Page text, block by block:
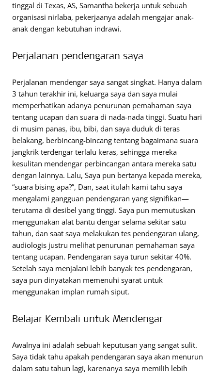
tinggal di Texas, AS, Samantha bekerja untuk sebuah
organisasi nirlaba, pekerjaanya adalah mengajar anak-
anak dengan kebutuhan indrawi.
Perjalanan pendengaran saya
Perjalanan mendengar saya sangat singkat. Hanya dalam
3 tahun terakhir ini, keluarga saya dan saya mulai
memperhatikan adanya penurunan pemahaman saya
tentang ucapan dan suara di nada-nada tinggi. Suatu hari
di musim panas, ibu, bibi, dan saya duduk di teras
belakang, berbincang-bincang tentang bagaimana suara
jangkrik terdengar terlalu keras, sehingga mereka
kesulitan mendengar perbincangan antara mereka satu
dengan lainnya. Lalu, Saya pun bertanya kepada mereka,
“suara bising apa?”, Dan, saat itulah kami tahu saya
mengalami gangguan pendengaran yang signifikan—
terutama di desibel yang tinggi. Saya pun memutuskan
menggunakan alat bantu dengar selama sekitar satu
tahun, dan saat saya melakukan tes pendengaran ulang,
audiologis justru melihat penurunan pemahaman saya
tentang ucapan. Pendengaran saya turun sekitar 40%.
Setelah saya menjalani lebih banyak tes pendengaran,
saya pun dinyatakan memenuhi syarat untuk
menggunakan implan rumah siput.
Belajar Kembali untuk Mendengar
Awalnya ini adalah sebuah keputusan yang sangat sulit.
Saya tidak tahu apakah pendengaran saya akan menurun
dalam satu tahun lagi, karenanya saya memilih lebih